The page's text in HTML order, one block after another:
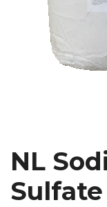
NL
Sulfate